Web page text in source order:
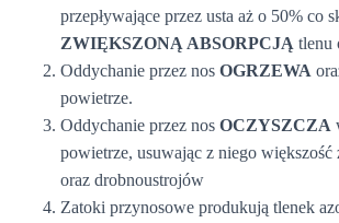
przepływające przez usta aż o 50% co
ZWIĘKSZONĄ ABSORPCJĄ tlenu
Oddychanie przez nos OGRZEWA
powietrze.
Oddychanie przez nos OCZYSZCZA
powietrze, usuwając z niego większość
oraz drobnoustrojów
Zatoki przynosowe produkują tlenek